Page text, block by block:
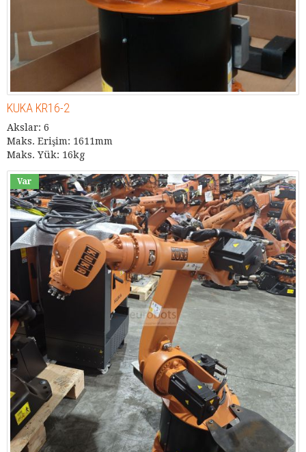
KUKA KR16-2
Akslar: 6
Maks. Erişim: 1611mm
Maks. Yük: 16kg
Var